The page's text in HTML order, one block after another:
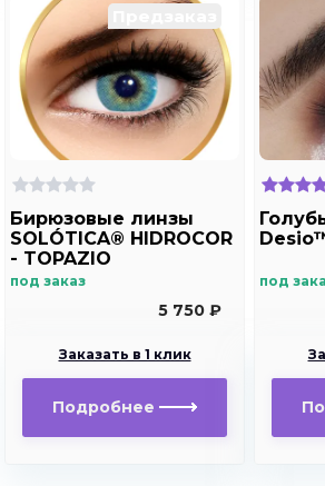
Бирюзовые линзы
SOLÓTICA® HIDROCOR
- TOPAZIO
под заказ
5 750 ₽
Заказать в 1 клик
Подробнее
под